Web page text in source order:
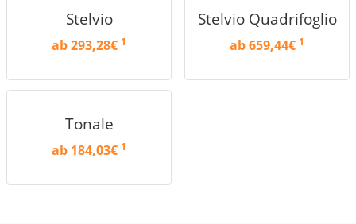
Stelvio
ab 293,28€ 1
Stelvio Quadrifoglio
ab 659,44€ 1
Tonale
ab 184,03€ 1